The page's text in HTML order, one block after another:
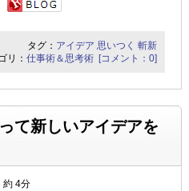
タグ： アイデア 思いつく 斬新
リ：仕事術＆思考術 [コメント：0]
て新しいアイデアを
約 4分